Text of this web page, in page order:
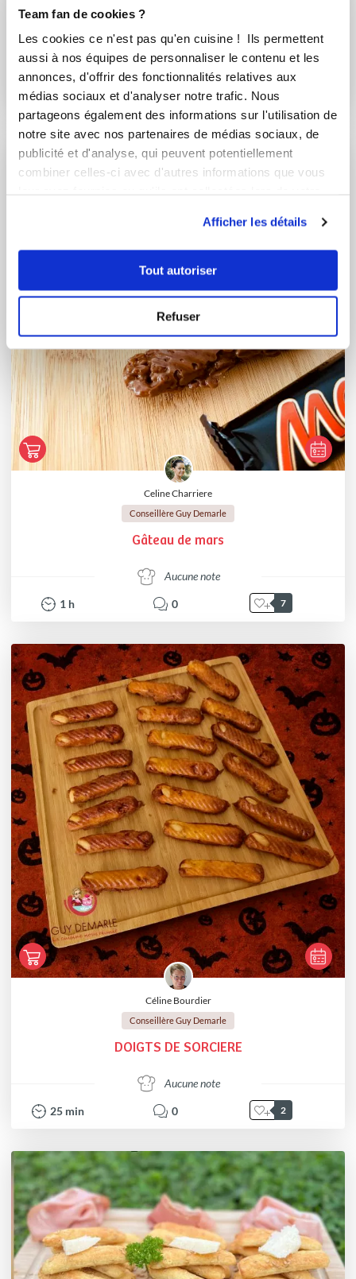
Team fan de cookies ?
Les cookies ce n'est pas qu'en cuisine ! Ils permettent
aussi à nos équipes de personnaliser le contenu et les
annonces, d'offrir des fonctionnalités relatives aux
médias sociaux et d'analyser notre trafic. Nous
partageons également des informations sur l'utilisation de
notre site avec nos partenaires de médias sociaux, de
publicité et d'analyse, qui peuvent potentiellement
combiner celles-ci avec d'autres informations que vous
Afficher les détails
Tout autoriser
Refuser
veroniquev_154b
30 Madeleines aux 3 parfums (vanille-...
30min 0
Celine Charriere
Conseillère Guy Demarle
Gâteau de mars
Aucune note
1 h 0 7
Céline Bourdier
Conseillère Guy Demarle
DOIGTS DE SORCIERE
Aucune note
25 min 0 2